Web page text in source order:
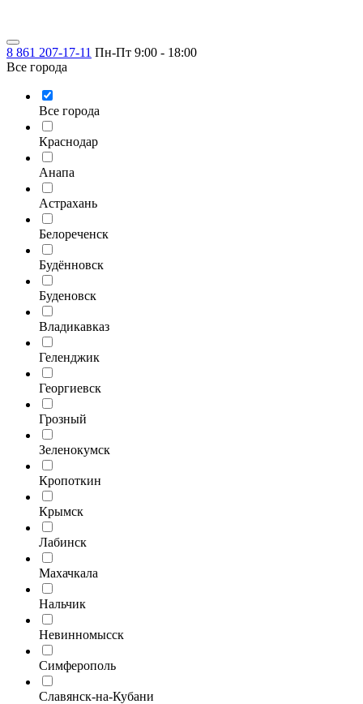
8 861 207-17-11 Пн-Пт 9:00 - 18:00
Все города
Все города
Краснодар
Анапа
Астрахань
Белореченск
Будённовск
Буденовск
Владикавказ
Геленджик
Георгиевск
Грозный
Зеленокумск
Кропоткин
Крымск
Лабинск
Махачкала
Нальчик
Невинномысск
Симферополь
Славянск-на-Кубани